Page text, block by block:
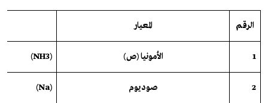
الرقم المعيار
1 الأمونيا(ص)
(NH3)
2 صوديوم (Na)